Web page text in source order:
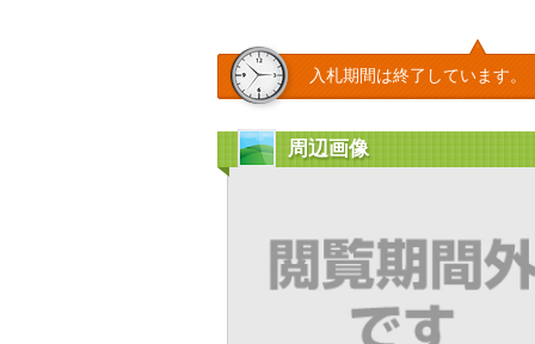
入札期間は終了しています。
周辺画像